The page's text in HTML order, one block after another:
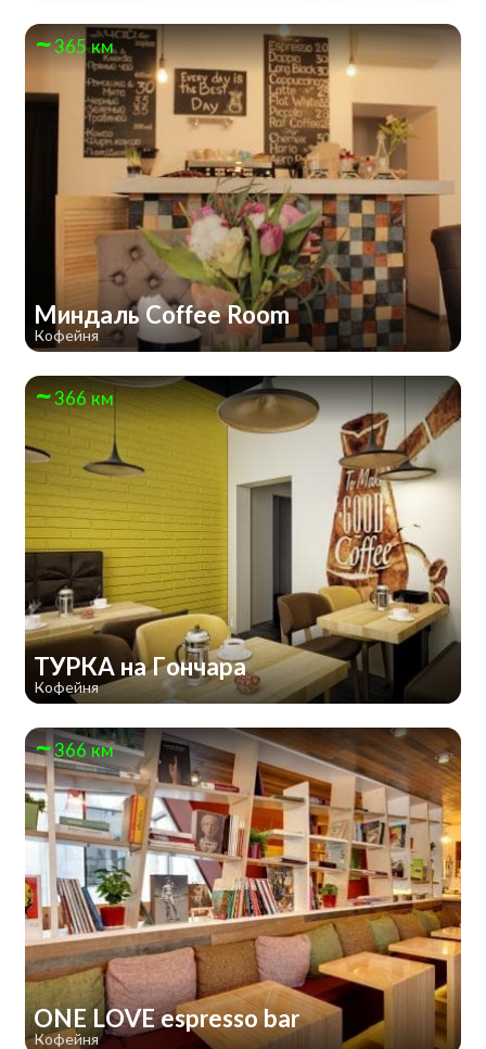
365 км
Миндаль Coffee Room
Кофейня
366 км
ТУРКА на Гончара
Кофейня
366 км
ONE LOVE espresso bar
Кофейня